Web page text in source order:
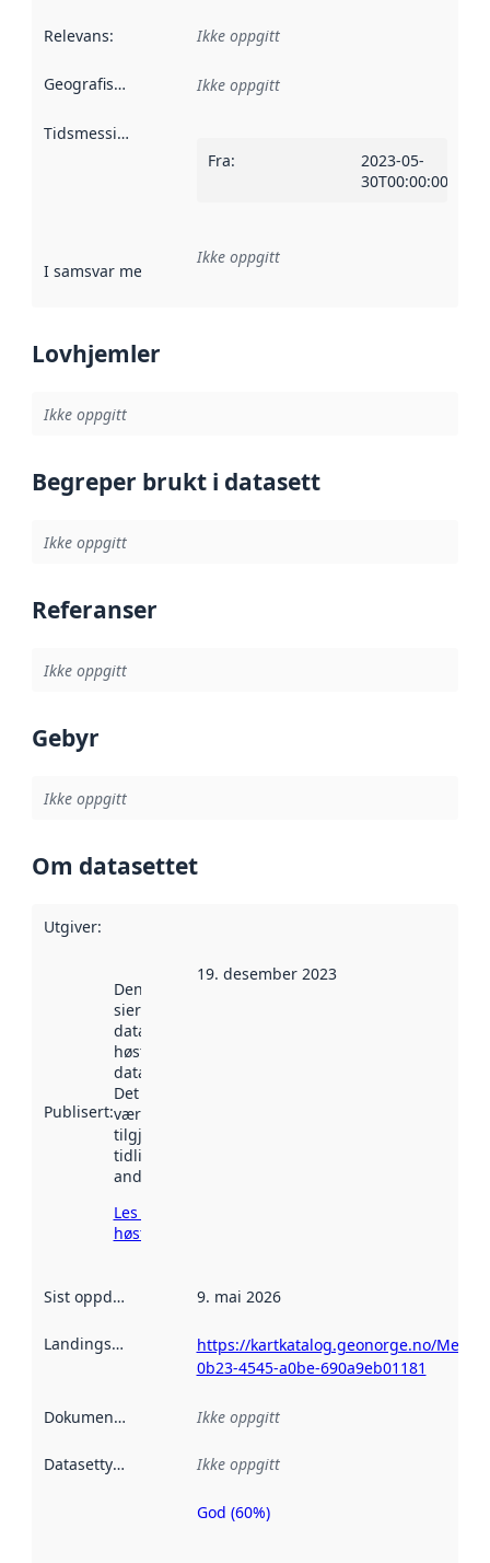
Relevans: Ikke oppgitt
Geografisk avgrensning :
Ikke oppgitt
Tidsmessig avgrensning
Fra:
2023-05-
30T00:00:00Z
I samsvar med Referanse til en implementasjonsregel
Ikke oppgitt
Lovhjemler
Ikke oppgitt
Begreper brukt i datasett
Ikke oppgitt
Referanser
Ikke oppgitt
Gebyr
Ikke oppgitt
Om datasettet
Utgiver:
Publisert:
Denne datoen
sier når
datasettet ble
høstet av
data.norge.no.
Det kan ha
vært
tilgjengelig
tidligere
andre steder.
Les mer om
høsting her
19. desember 2023
Sist oppdatert 9. mai 2026
Landingsside
https://kartkatalog.geonorge.no/
0b23-4545-a0be-690a9eb01181
Dokumentasjon Ikke oppgitt
Datasettype Ikke oppgitt
Metadatakvalitet
God (60%)